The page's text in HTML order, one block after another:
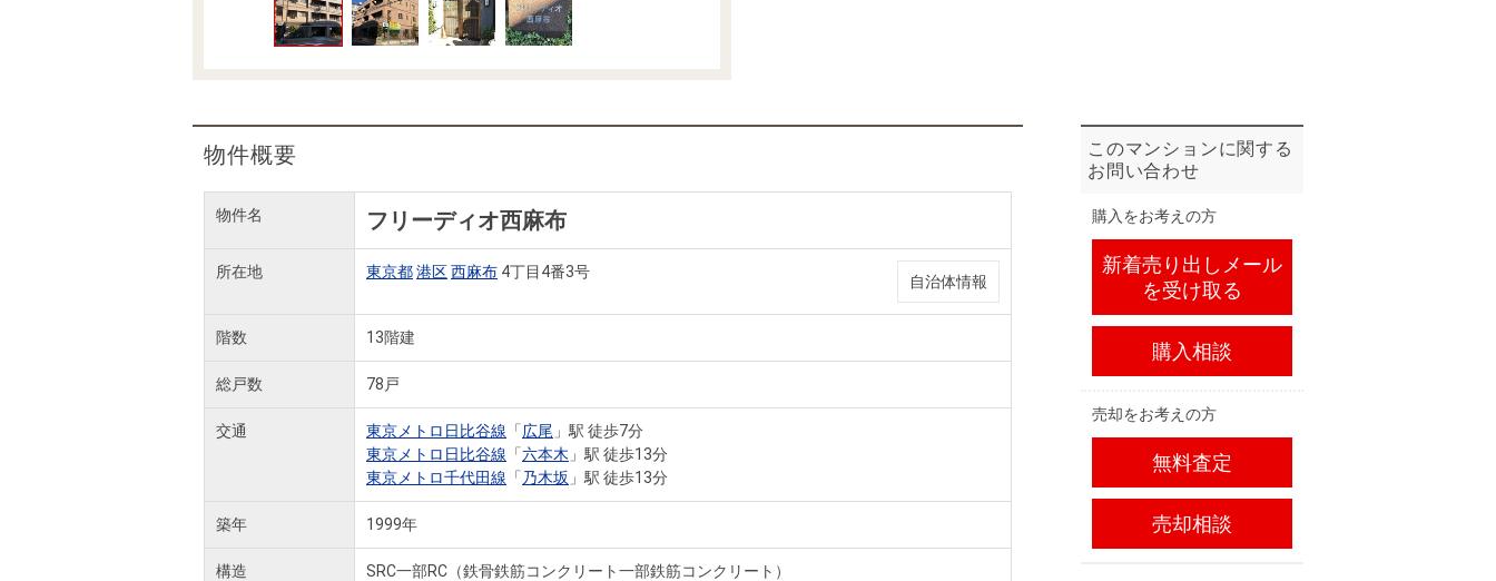
物件概要
物件名 フリーディオ西麻布
所在地 東京都港区西麻布 4丁目4番3号
自治体情報
階数 13階建
総戸数 78戸
交通 東京メトロ日比谷線 「広尾 」駅 徒歩7分
東京メトロ日比谷線 「六本木 」駅 徒歩13分
東京メトロ千代田線 「 乃木坂 」駅 徒歩13分
築年 1999年
構造 SRC一部RC（鉄骨鉄筋コンクリート一部鉄筋コンクリート）
このマンションに関する
お問い合わせ
購入をお考えの方
新着売り出しメール
を受け取る
購入相談
売却をお考えの方
無料査定
売却相談